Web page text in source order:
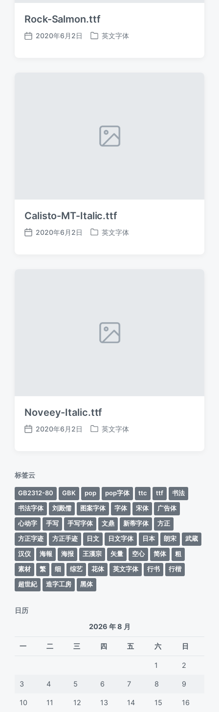
Rock-Salmon.ttf
发
2020年6月2日
发
英文字体
Calisto-MT-Italic.ttf
发
2020年6月2日
发
英文字体
Noveey-Italic.ttf
发
2020年6月2日
发
英文字体
标签云
GB2312-80 GBK pop pop字体 ttc ttf
书法
书法字体
刘殿儒 图案字体 字体 宋体
广告体
心动字
手写 手写字体 文鼎 新蒂字体
方正
方正字迹
方正手迹 日文 日文字体 日本 朗宋
武蔵
汉仪
海報 海报 王漢宗 矢量 空心 简体
粗
素材
繁 细 综艺 花体 英文字体 行书
行楷
超世紀
造字工房 黑体
日历
2026 年 8 月
一 二 三 四 五 六 日
1 2
3 4 5 6 7 8 9
10 11 12 13 14 15 16